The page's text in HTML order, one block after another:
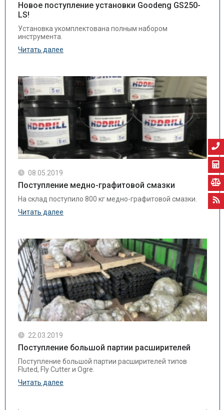
Новое поступление установки Goodeng GS250-
LS!
Установка укомплектована полным набором
инструмента.
Читать далее
08.05.2019
Поступление медно-графитовой смазки
На склад поступило 800 кг медно-графитовой смазки.
Читать далее
22.03.2019
Поступление большой партии расширителей
Поступление большой партии расширителей типов
Fluted, Fly Cutter и Ogre.
Читать далее